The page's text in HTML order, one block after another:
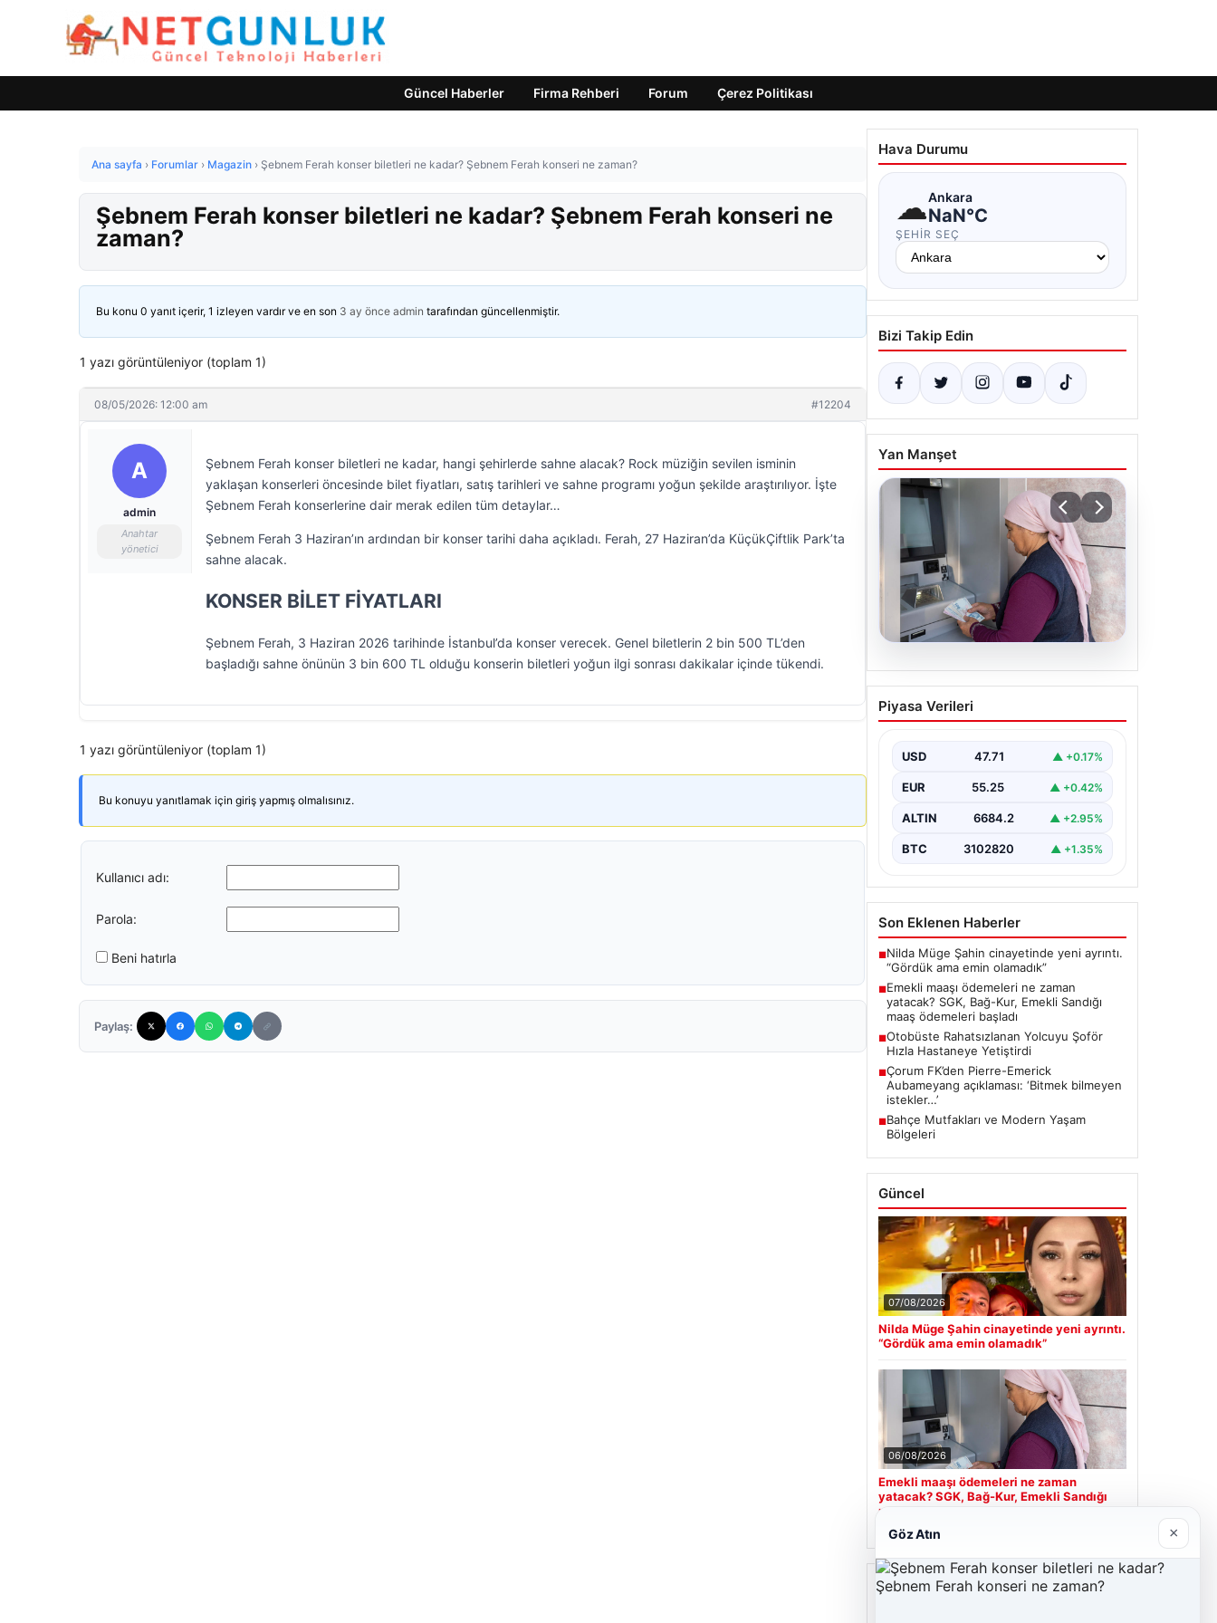
Güncel Haberler Firma Rehberi Forum Çerez Politikası
Ana sayfa › Forumlar › Magazin › Şebnem Ferah konser biletleri ne kadar? Şebnem Ferah konseri ne zaman?
Şebnem Ferah konser biletleri ne kadar? Şebnem Ferah konseri ne
zaman?
Bu konu 0 yanıt içerir, 1 izleyen vardır ve en son 3 ay önce admin tarafından güncellenmiştir.
1 yazı görüntüleniyor (toplam 1)
08/05/2026: 12:00 am #12204
A
admin
Anahtar
yönetici
Şebnem Ferah konser biletleri ne kadar, hangi şehirlerde sahne alacak? Rock müziğin sevilen isminin
yaklaşan konserleri öncesinde bilet fiyatları, satış tarihleri ve sahne programı yoğun şekilde araştırılıyor. İşte
Şebnem Ferah konserlerine dair merak edilen tüm detaylar…
Şebnem Ferah 3 Haziran’ın ardından bir konser tarihi daha açıkladı. Ferah, 27 Haziran’da KüçükÇiftlik Park’ta
sahne alacak.
KONSER BİLET FİYATLARI
Şebnem Ferah, 3 Haziran 2026 tarihinde İstanbul’da konser verecek. Genel biletlerin 2 bin 500 TL’den
başladığı sahne önünün 3 bin 600 TL olduğu konserin biletleri yoğun ilgi sonrası dakikalar içinde tükendi.
1 yazı görüntüleniyor (toplam 1)
Bu konuyu yanıtlamak için giriş yapmış olmalısınız.
Kullanıcı adı:
Parola:
Beni hatırla
Paylaş:
Hava Durumu
☁Ankara
NaN°C
ŞEHIR SEÇ
Bizi Takip Edin
Yan Manşet
06.08.2026
Emekli maaşı ödemeleri
ne zaman yatacak? SGK,
maaş ödemeleri başladı
Piyasa Verileri
USD 47.71 ▲ +0.17%
EUR 55.25 ▲ +0.42%
ALTIN 6684.2 ▲ +2.95%
BTC 3102820 ▲ +1.35%
Son Eklenen Haberler
■Nilda Müge Şahin cinayetinde yeni ayrıntı.
“Gördük ama emin olamadık”
■Emekli maaşı ödemeleri ne zaman
yatacak? SGK, Bağ-Kur, Emekli Sandığı
maaş ödemeleri başladı
■Otobüste Rahatsızlanan Yolcuyu Şoför
Hızla Hastaneye Yetiştirdi
■Çorum FK’den Pierre-Emerick
Aubameyang açıklaması: ‘Bitmek bilmeyen
istekler…’
■Bahçe Mutfakları ve Modern Yaşam
Bölgeleri
Güncel
07/08/2026
Nilda Müge Şahin cinayetinde yeni ayrıntı.
“Gördük ama emin olamadık”
06/08/2026
Emekli maaşı ödemeleri ne zaman
yatacak? SGK, Bağ-Kur, Emekli Sandığı
maaş ödemeleri başladı
Son Eklenen Firmalar
Göz Atın ×